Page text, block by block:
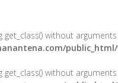
get_class() without
get_class() without